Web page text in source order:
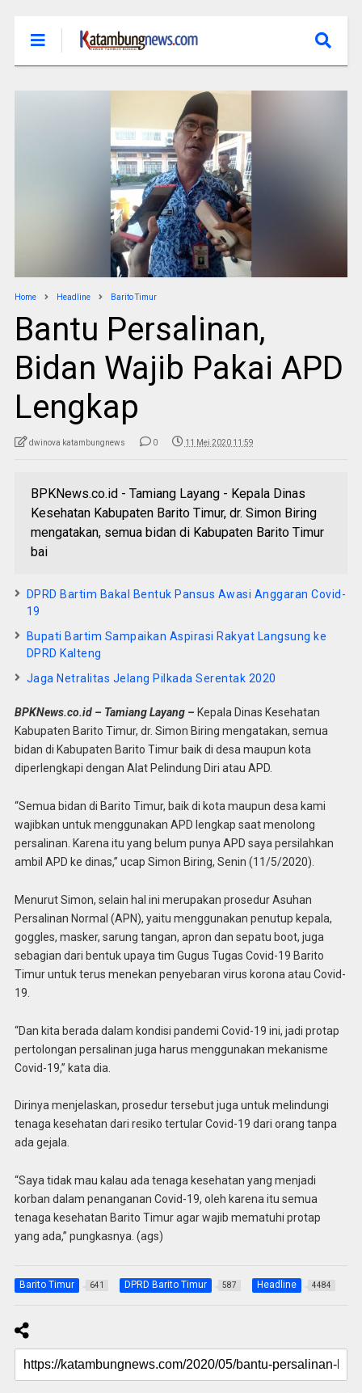
Home Headline Barito Timur
Bantu Persalinan,
Bidan Wajib Pakai APD
Lengkap
dwinova katambungnews 0 11 Mei 2020 11:59
BPKNews.co.id - Tamiang Layang - Kepala Dinas
Kesehatan Kabupaten Barito Timur, dr. Simon Biring
mengatakan, semua bidan di Kabupaten Barito Timur
bai
DPRD Bartim Bakal Bentuk Pansus Awasi Anggaran Covid-
19
Bupati Bartim Sampaikan Aspirasi Rakyat Langsung ke
DPRD Kalteng
Jaga Netralitas Jelang Pilkada Serentak 2020
BPKNews.co.id – Tamiang Layang – Kepala Dinas Kesehatan
Kabupaten Barito Timur, dr. Simon Biring mengatakan, semua
bidan di Kabupaten Barito Timur baik di desa maupun kota
diperlengkapi dengan Alat Pelindung Diri atau APD.
“Semua bidan di Barito Timur, baik di kota maupun desa kami
wajibkan untuk menggunakan APD lengkap saat menolong
persalinan. Karena itu yang belum punya APD saya persilahkan
ambil APD ke dinas,” ucap Simon Biring, Senin (11/5/2020).
Menurut Simon, selain hal ini merupakan prosedur Asuhan
Persalinan Normal (APN), yaitu menggunakan penutup kepala,
goggles, masker, sarung tangan, apron dan sepatu boot, juga
sebagian dari bentuk upaya tim Gugus Tugas Covid-19 Barito
Timur untuk terus menekan penyebaran virus korona atau Covid-
19.
“Dan kita berada dalam kondisi pandemi Covid-19 ini, jadi protap
pertolongan persalinan juga harus menggunakan mekanisme
Covid-19,” kata dia.
Dirinya menjelaskan, prosedur tersebut juga untuk melindungi
tenaga kesehatan dari resiko tertular Covid-19 dari orang tanpa
ada gejala.
“Saya tidak mau kalau ada tenaga kesehatan yang menjadi
korban dalam penanganan Covid-19, oleh karena itu semua
tenaga kesehatan Barito Timur agar wajib mematuhi protap
yang ada,” pungkasnya. (ags)
Barito Timur 641 DPRD Barito Timur 587 Headline 4484